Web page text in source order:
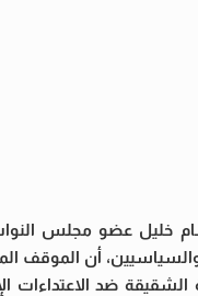
خليل عضو مجلس
أن الموقف
الشقيقة ضد الاعتداءات